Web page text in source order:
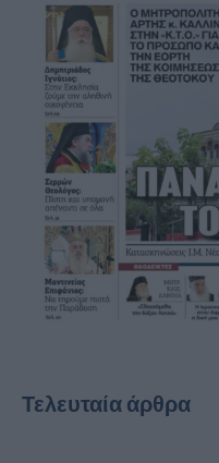
Τελευταία άρθρα